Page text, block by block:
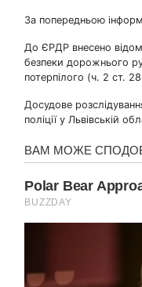
За попередньою
До ЄРДР внесено
безпеки дорожнього
потерпілого (ч. 2 ст.
Досудове
поліції у Львівській